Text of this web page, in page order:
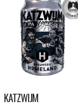
KATZWIJM